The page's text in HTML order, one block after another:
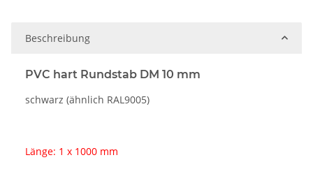
Beschreibung
PVC hart Rundstab DM 10 mm
schwarz (ähnlich RAL9005)
Länge: 1 x 1000 mm